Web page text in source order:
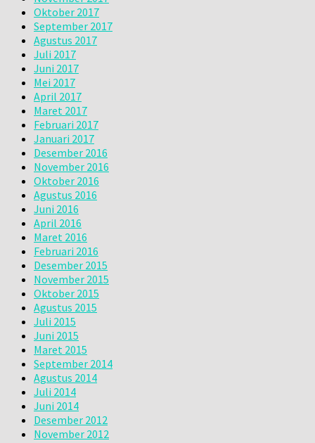
Oktober 2017
September 2017
Agustus 2017
Juli 2017
Juni 2017
Mei 2017
April 2017
Maret 2017
Februari 2017
Januari 2017
Desember 2016
November 2016
Oktober 2016
Agustus 2016
Juni 2016
April 2016
Maret 2016
Februari 2016
Desember 2015
November 2015
Oktober 2015
Agustus 2015
Juli 2015
Juni 2015
Maret 2015
September 2014
Agustus 2014
Juli 2014
Juni 2014
Desember 2012
November 2012